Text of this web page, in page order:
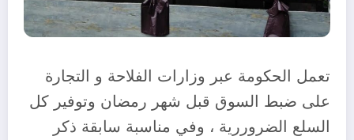
تعمل الحكومة عبر وزارات الفلاحة و التجارة
على ضبط السوق قبل شهر رمضان وتوفير كل
السلع الضروررية ، وفي مناسبة سابقة ذكر